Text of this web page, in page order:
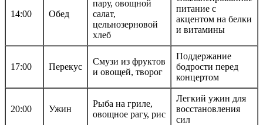
14:00 Обед
пару, овощной
салат,
цельнозерновой
хлеб
питание с
акцентом на белки
и витамины
17:00 Перекус
Смузи из фруктов
и овощей, творог
Поддержание
бодрости перед
концертом
20:00 Ужин
Рыба на гриле,
овощное рагу, рис
Легкий ужин для
восстановления
сил